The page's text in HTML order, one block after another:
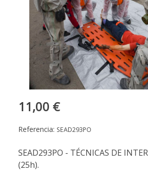
11,00 €
Referencia: SEAD293PO
SEAD293PO - TÉCNICAS DE
(25h).